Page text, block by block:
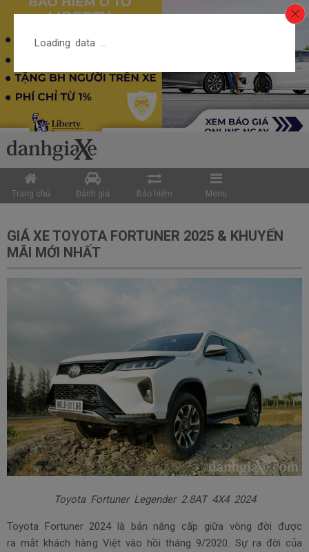
Trang chủ Đánh giá Bảo hiểm Menu
GIÁ XE TOYOTA FORTUNER 2025 & KHUYẾN
MÃI MỚI NHẤT
Toyota Fortuner Legender 2.8AT 4X4 2024
Toyota Fortuner 2024 là bản nâng cấp giữa vòng đời được
ra mắt khách hàng Việt vào hồi tháng 9/2020. Sự ra đời của
Chọn hãng xe